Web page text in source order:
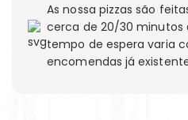
As nossa pizzas são
cerca de 20/30 minutos
tempo de espera varia
encomendas já